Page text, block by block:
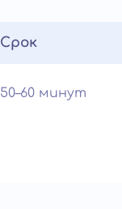
Срок
50–60 минут